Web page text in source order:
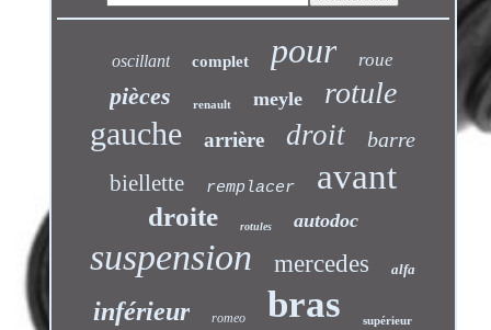
oscillant complet pour roue
pièces renault meyle rotule
gauche arrière droit barre
biellette remplacer avant
droite rotules autodoc
suspension mercedes alfa
inférieur romeo bras supérieur